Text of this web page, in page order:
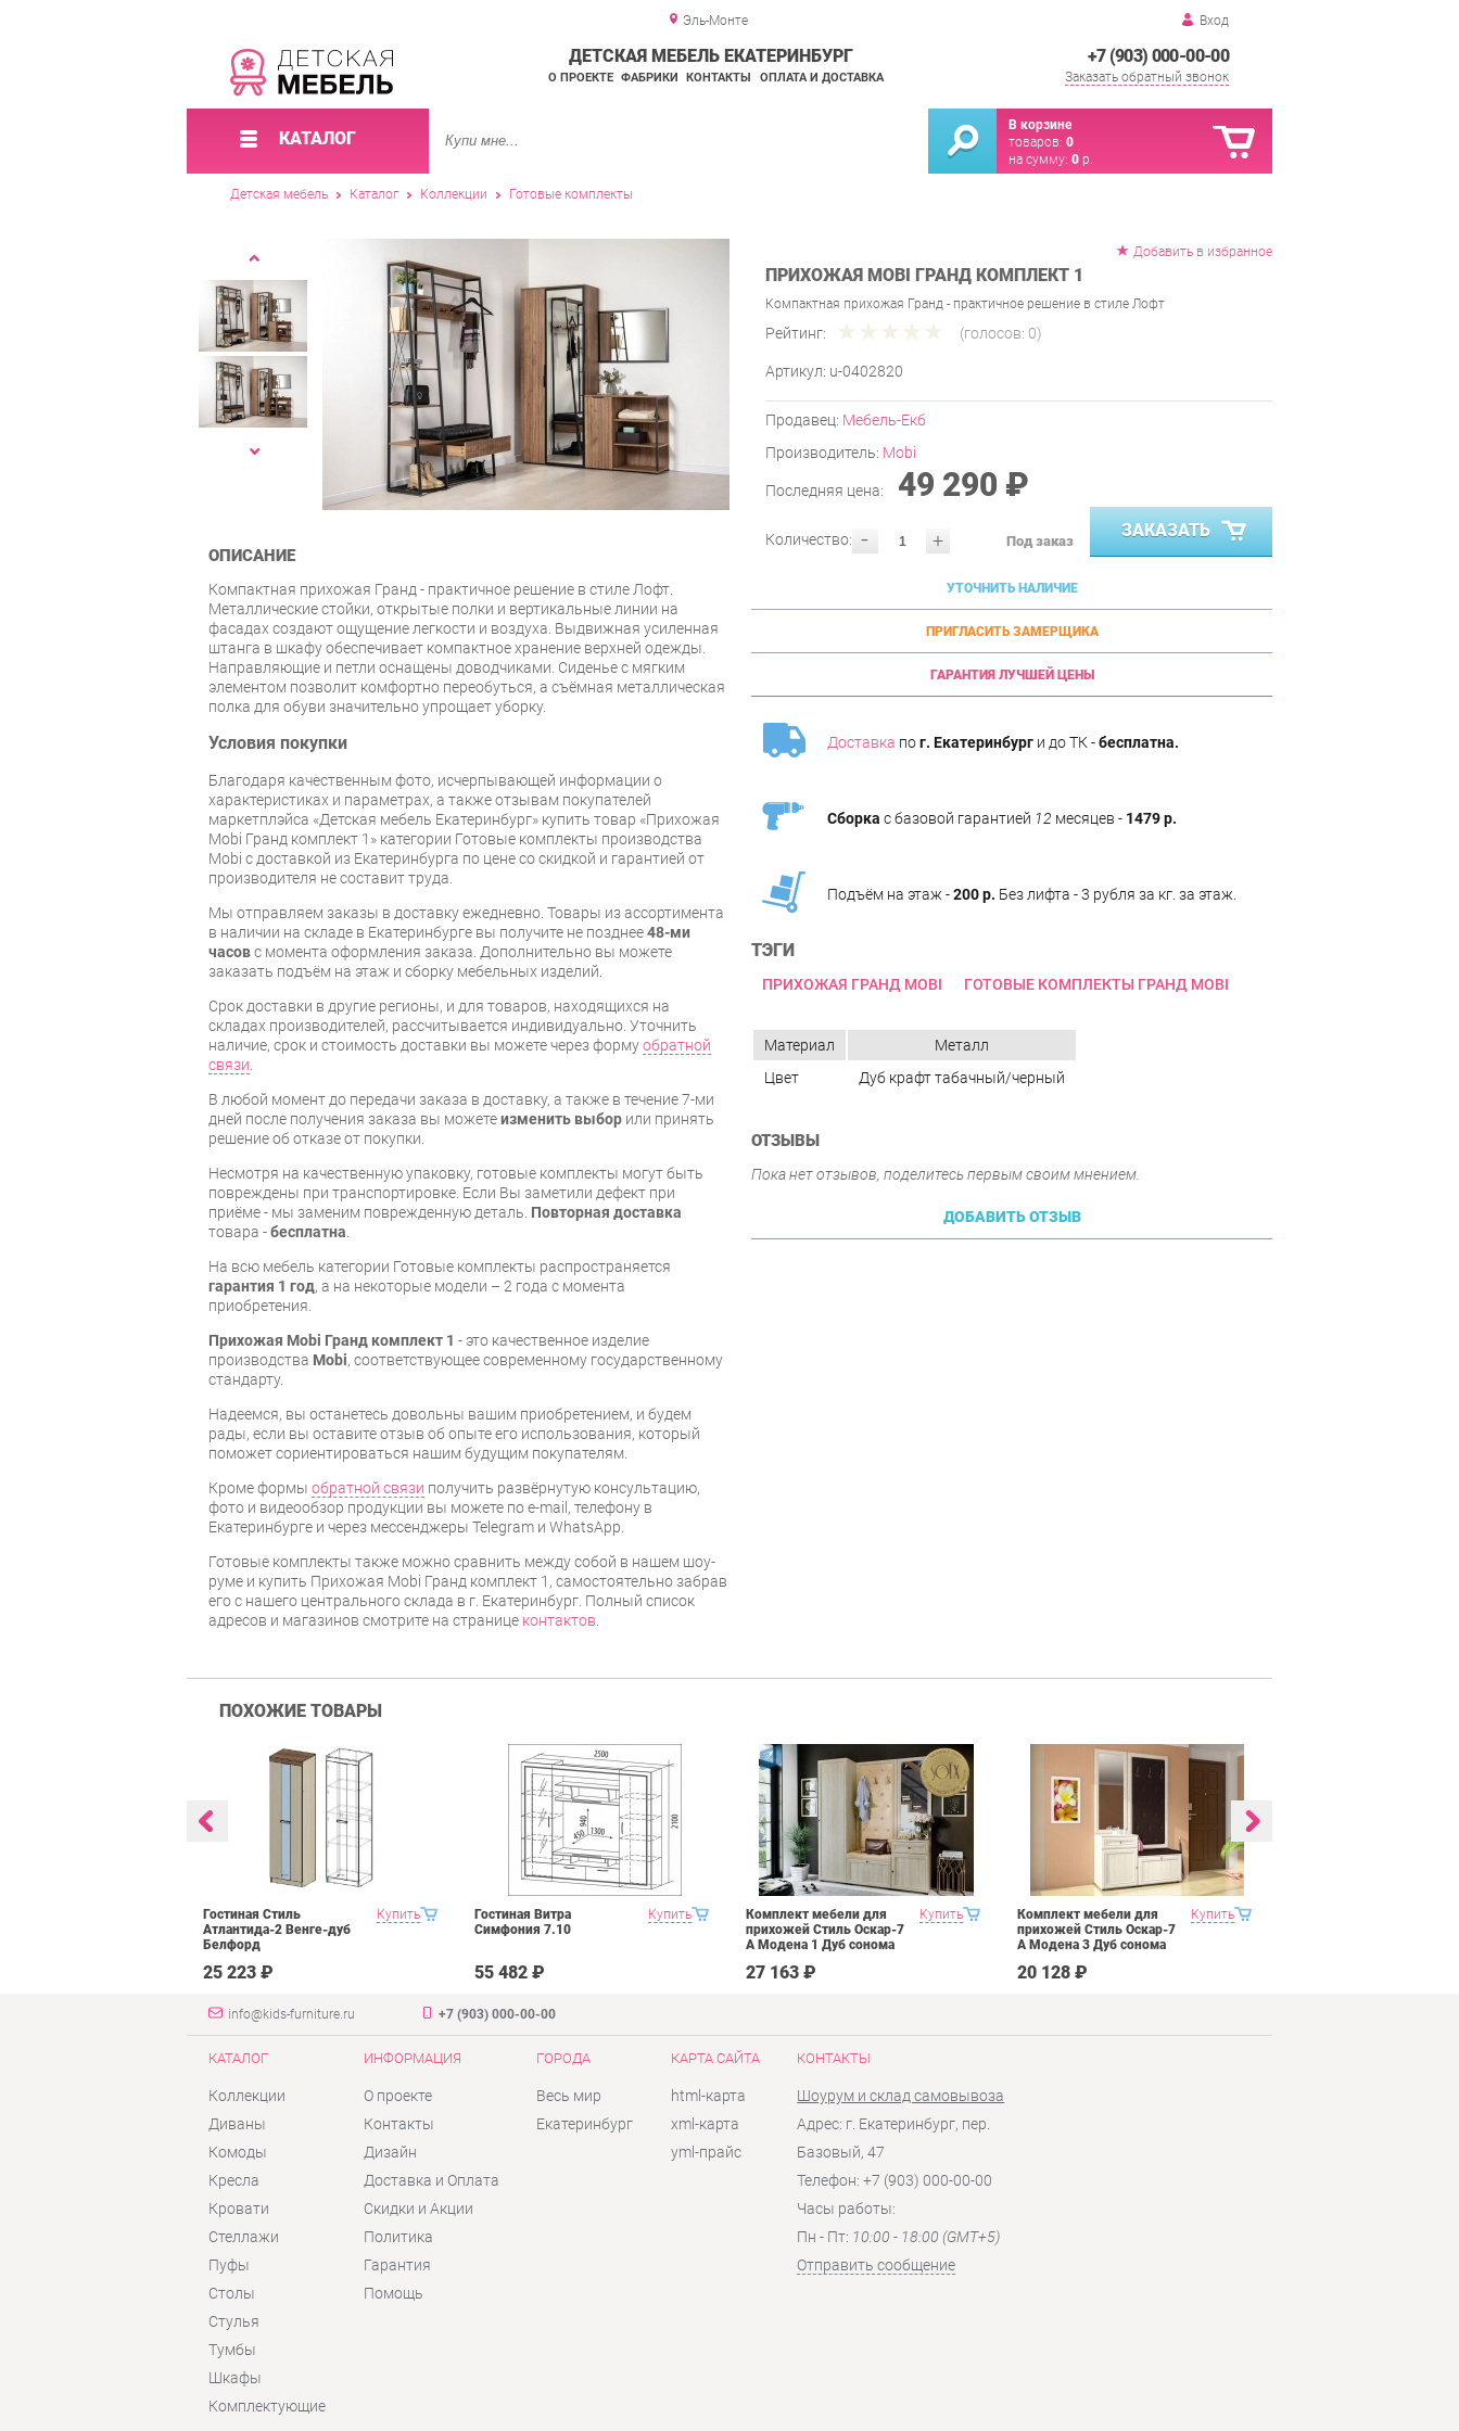
Эль-Монте Вход
+7 (903) 000-00-00
Заказать обратный звонок
ДЕТСКАЯ МЕБЕЛЬ ЕКАТЕРИНБУРГ
О ПРОЕКТЕ ФАБРИКИ КОНТАКТЫ ОПЛАТА И ДОСТАВКА
КАТАЛОГ
В корзине
товаров: 0
на сумму: 0 р.
Детская мебель Каталог Коллекции Готовые комплекты
Добавить в избранное
ПРИХОЖАЯ MOBI ГРАНД КОМПЛЕКТ 1
Компактная прихожая Гранд - практичное решение в стиле Лофт
Рейтинг: (голосов: 0)
Артикул: u-0402820
Продавец: Мебель-Екб
Производитель: Mobi
Последняя цена: 49 290 ₽
- +
Количество: Под заказ
ЗАКАЗАТЬ
УТОЧНИТЬ НАЛИЧИЕ
ПРИГЛАСИТЬ ЗАМЕРЩИКА
ГАРАНТИЯ ЛУЧШЕЙ ЦЕНЫ
Доставка пог. Екатеринбург и до ТК -бесплатна.
Сборка с базовой гарантией 12 месяцев - 1479 р.
Подъём на этаж -200 р. Без лифта - 3 рубля за кг. за этаж.
ТЭГИ
ПРИХОЖАЯ ГРАНД MOBI ГОТОВЫЕ КОМПЛЕКТЫ ГРАНД MOBI
ОПИСАНИЕ
Компактная прихожая Гранд - практичное решение в стиле Лофт.
Металлические стойки, открытые полки и вертикальные линии на
фасадах создают ощущение легкости и воздуха. Выдвижная усиленная
штанга в шкафу обеспечивает компактное хранение верхней одежды.
Направляющие и петли оснащены доводчиками. Сиденье с мягким
элементом позволит комфортно переобуться, а съёмная металлическая
полка для обуви значительно упрощает уборку.
Условия покупки
Благодаря качественным фото, исчерпывающей информации о
характеристиках и параметрах, а также отзывам покупателей
маркетплэйса «Детская мебель Екатеринбург» купить товар «Прихожая
Mobi Гранд комплект 1» категории Готовые комплекты производства
Mobi с доставкой из Екатеринбурга по цене со скидкой и гарантией от
производителя не составит труда.
Мы отправляем заказы в доставку ежедневно. Товары из ассортимента
в наличии на складе в Екатеринбурге вы получите не позднее48-ми
часовс момента оформления заказа. Дополнительно вы можете
заказать подъём на этаж и сборку мебельных изделий.
Срок доставки в другие регионы, и для товаров, находящихся на
складах производителей, рассчитывается индивидуально. Уточнить
наличие, срок и стоимость доставки вы можете через формуобратной
связи.
В любой момент до передачи заказа в доставку, а также в течение 7-ми
дней после получения заказа вы можетеизменить выбор или принять
решение об отказе от покупки.
Несмотря на качественную упаковку, готовые комплекты могут быть
повреждены при транспортировке. Если Вы заметили дефект при
приёме - мы заменим поврежденную деталь. Повторная доставка
товара -бесплатна.
На всю мебель категории Готовые комплекты распространяется
гарантия 1 год, а на некоторые модели – 2 года с момента
приобретения.
Прихожая Mobi Гранд комплект 1 - это качественное изделие
производства Mobi, соответствующее современному государственному
стандарту.
Надеемся, вы останетесь довольны вашим приобретением, и будем
рады, если вы оставите отзыв об опыте его использования, который
поможет сориентироваться нашим будущим покупателям.
Кроме формы обратной связи получить развёрнутую консультацию,
фото и видеообзор продукции вы можете по e-mail, телефону в
Екатеринбурге и через мессенджеры Telegram и WhatsApp.
Готовые комплекты также можно сравнить между собой в нашем шоу-
руме и купить Прихожая Mobi Гранд комплект 1, самостоятельно забрав
его с нашего центрального склада в г. Екатеринбург. Полный список
адресов и магазинов смотрите на странице контактов.
Материал
Металл
Цвет
Дуб крафт табачный/черный
ОТЗЫВЫ
Пока нет отзывов, поделитесь первым своим мнением.
ДОБАВИТЬ ОТЗЫВ
ПОХОЖИЕ ТОВАРЫ
Купить
Гостиная Стиль
Атлантида-2 Венге-дуб
Белфорд
25 223 ₽
Купить
Гостиная Витра
Симфония 7.10
55 482 ₽
Купить
Комплект мебели для
прихожей Стиль Оскар-7
А Модена 1 Дуб сонома
27 163 ₽
Купить
Комплект мебели для
прихожей Стиль Оскар-7
А Модена 3 Дуб сонома
20 128 ₽
info@kids-furniture.ru +7 (903) 000-00-00
КАТАЛОГ
Коллекции
Диваны
Комоды
Кресла
Кровати
Стеллажи
Пуфы
Столы
Стулья
Тумбы
Шкафы
Комплектующие
ИНФОРМАЦИЯ
О проекте
Контакты
Дизайн
Доставка и Оплата
Скидки и Акции
Политика
Гарантия
Помощь
ГОРОДА
Весь мир
Екатеринбург
КАРТА САЙТА
html-карта
xml-карта
yml-прайс
КОНТАКТЫ
Шоурум и склад самовывоза
Адрес: г. Екатеринбург, пер.
Базовый, 47
Телефон: +7 (903) 000-00-00
Часы работы:
Пн - Пт: 10:00 - 18:00 (GMT+5)
Отправить сообщение